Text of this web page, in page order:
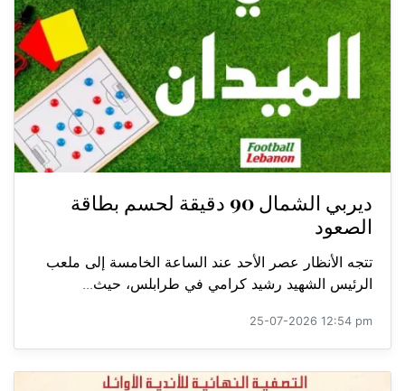
ديربي الشمال 90 دقيقة لحسم بطاقة
الصعود
تتجه الأنظار عصر الأحد عند الساعة الخامسة إلى ملعب
الرئيس الشهيد رشيد كرامي في طرابلس، حيث...
25-07-2026 12:54 pm